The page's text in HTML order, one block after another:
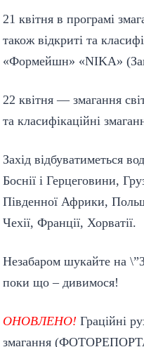
21 квітня в програмі
також відкриті та
«Формейшн» «NIKA»
22 квітня — змагання
та класифікаційні
Захід відбуватиметься
Боснії і Герцеговини,
Південної Африки,
Чехії, Франції, Хорватії.
Незабаром шукайте на
поки що – дивимося!
ОНОВЛЕНО! Граційні
змагання